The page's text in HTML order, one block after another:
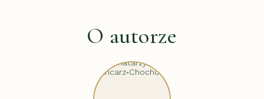
O autorze